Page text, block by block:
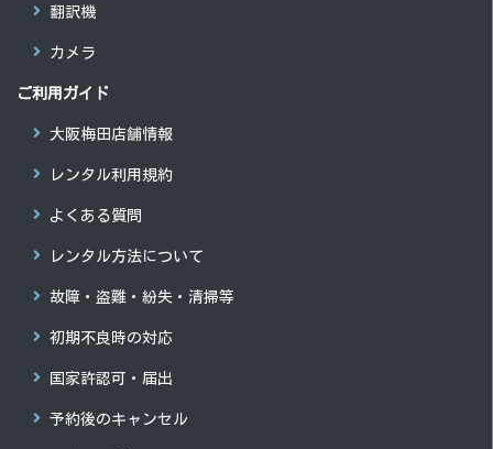
翻訳機
カメラ
ご利用ガイド
大阪梅田店舗情報
レンタル利用規約
よくある質問
レンタル方法について
故障・盗難・紛失・清掃等
初期不良時の対応
国家許認可・届出
予約後のキャンセル